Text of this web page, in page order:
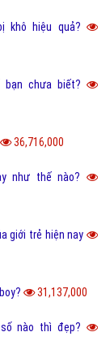
khô hiệu quả?
chưa biết?
36,716,000
như thế nào?
giới trẻ hiện nay
31,137,000
nào thì đẹp?